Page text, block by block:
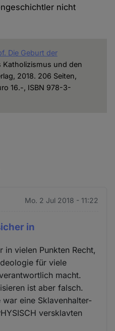
nicht
Die Geburt der
Katholizismus und den
2018. 206 Seiten,
16.-, ISBN 978-3-
Mo. 2 Jul 2018 - 11:22
in
in vielen Punkten Recht,
für viele
macht.
ist aber falsch.
eine Sklavenhalter-
versklavten